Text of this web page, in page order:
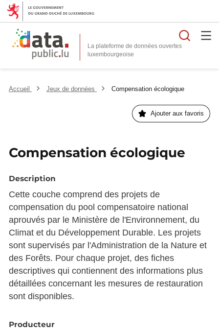
La plateforme de données ouvertes
Accueil Jeux de données Compensation écologique
Ajouter aux favoris
Compensation écologique
Description
Cette couche comprend des projets de
compensation du pool compensatoire national
aprouvés par le Ministère de l'Environnement, du
Climat et du Développement Durable. Les projets
sont supervisés par l'Administration de la Nature et
des Forêts. Pour chaque projet, des fiches
descriptives qui contiennent des informations plus
détaillées concernant les mesures de restauration
sont disponibles.
Producteur